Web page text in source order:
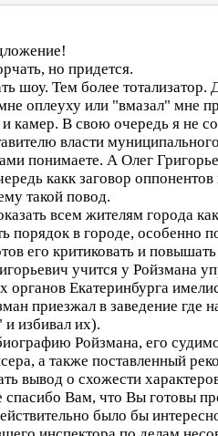
но придется.
шоу. Тем более тотализатор.
оплеуху или "вмазал" мне
камер. В свою очередь я не
власти
понимаете. А Олег
какк заговор
такой повод.
всем жителям города
порядок в городе, особенно
его критиковать и
учится у Ройзмана
Екатеринбурга
приезжал в заведение где
и избивал их).
Ройзмана, его
а также поставленный
вывод о схожести
Вам, что Вы готовы
было бы